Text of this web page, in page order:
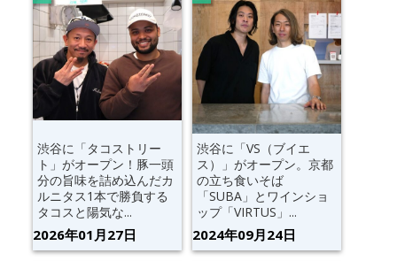
渋谷に「タコストリー
ト」がオープン！豚一頭
分の旨味を詰め込んだカ
ルニタス1本で勝負する
タコスと陽気な...
2026年01月27日
渋谷に「VS（ブイエ
ス）」がオープン。京都
の立ち食いそば
「SUBA」とワインショ
ップ「VIRTUS」...
2024年09月24日